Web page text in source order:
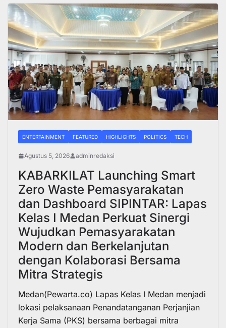
ENTERTAINMENT FEATURED HIGHLIGHTS POLITICS TECH
Agustus 5, 2026 adminredaksi
KABARKILAT Launching Smart
Zero Waste Pemasyarakatan
dan Dashboard SIPINTAR: Lapas
Kelas I Medan Perkuat Sinergi
Wujudkan Pemasyarakatan
Modern dan Berkelanjutan
dengan Kolaborasi Bersama
Mitra Strategis
Medan(Pewarta.co) Lapas Kelas I Medan menjadi
lokasi pelaksanaan Penandatanganan Perjanjian
Kerja Sama (PKS) bersama berbagai mitra